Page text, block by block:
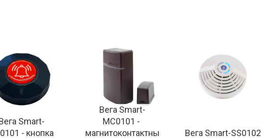
Smart-
- кнопка
Вега Smart-
MC0101 -
магнитоконтактны
Вега Smart-SS0102